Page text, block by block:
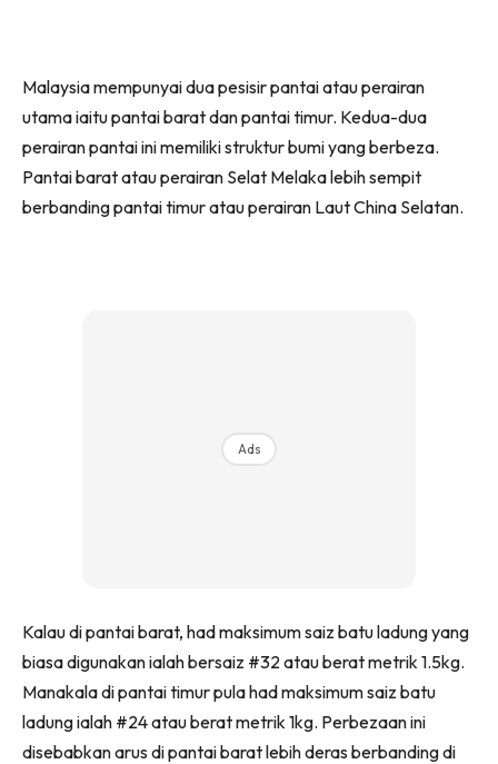
Malaysia mempunyai dua pesisir pantai atau perairan
utama iaitu pantai barat dan pantai timur. Kedua-dua
perairan pantai ini memiliki struktur bumi yang berbeza.
Pantai barat atau perairan Selat Melaka lebih sempit
berbanding pantai timur atau perairan Laut China Selatan.
Ads
Kalau di pantai barat, had maksimum saiz batu ladung yang
biasa digunakan ialah bersaiz #32 atau berat metrik 1.5kg.
Manakala di pantai timur pula had maksimum saiz batu
ladung ialah #24 atau berat metrik 1kg. Perbezaan ini
disebabkan arus di pantai barat lebih deras berbanding di